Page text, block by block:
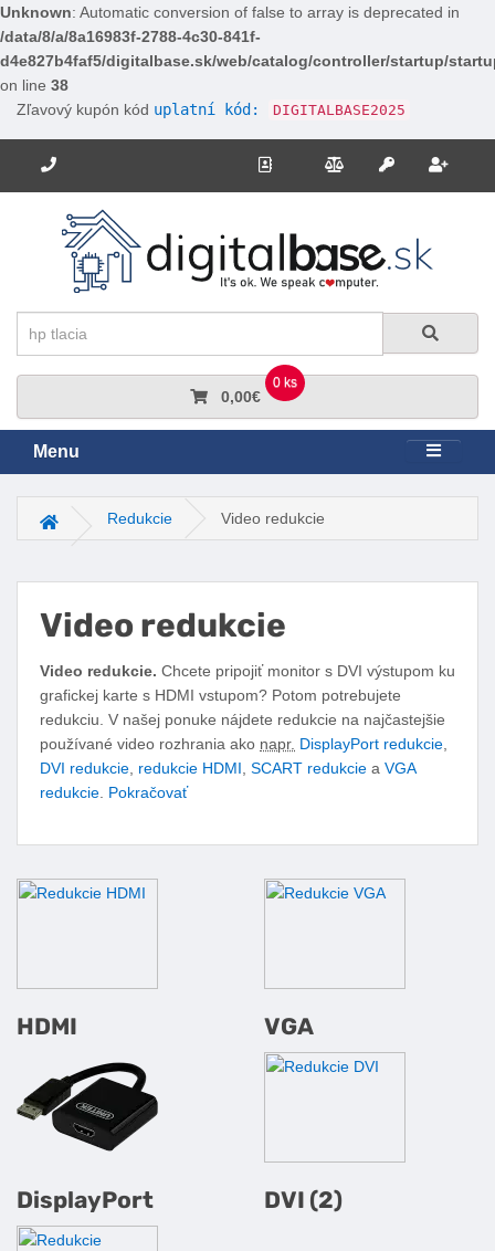
Unknown: Automatic conversion of false to array is deprecated in
/data/8/a/8a16983f-2788-4c30-841f-
d4e827b4faf5/digitalbase.sk/web/catalog/controller/startup/
on line 38
Zľavový kupón kód uplatní kód: DIGITALBASE2025
Potrebujete poradiť? Zavolajte nám. Kontakt Porovnanie
Prihlásiť sa
0 ks
0,00€
Menu
Hlavná stránka
Redukcie Video redukcie
Video redukcie
Video redukcie. Chcete pripojiť monitor s DVI výstupom ku
grafickej karte s HDMI vstupom? Potom potrebujete
redukciu. V našej ponuke nájdete redukcie na najčastejšie
používané video rozhrania ako napr. DisplayPort redukcie
DVI redukcie redukcie HDMI SCART redukcie a VGA
redukcie Pokračovať
Podkategórie video redukcie
HDMI VGA
DisplayPort DVI (2)